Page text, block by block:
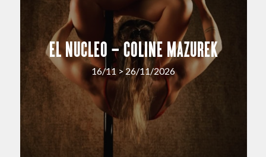
EL NUCLEO – COLINE MAZUREK
16/11 > 26/11/2026